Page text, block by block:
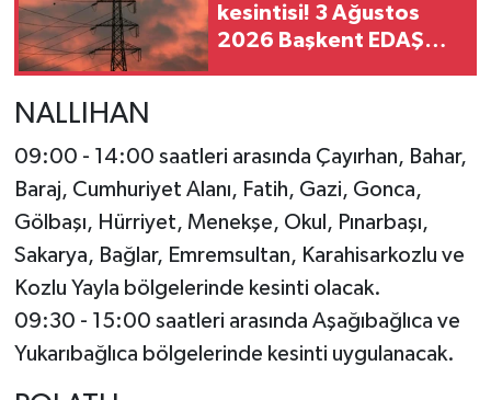
kesintisi! 3 Ağustos
2026 Başkent EDAŞ
NALLIHAN
09:00 - 14:00 saatleri arasında Çayırhan, Bahar,
Baraj, Cumhuriyet Alanı, Fatih, Gazi, Gonca,
Gölbaşı, Hürriyet, Menekşe, Okul, Pınarbaşı,
Sakarya, Bağlar, Emremsultan, Karahisarkozlu ve
Kozlu Yayla bölgelerinde kesinti olacak.
09:30 - 15:00 saatleri arasında Aşağıbağlıca ve
Yukarıbağlıca bölgelerinde kesinti uygulanacak.